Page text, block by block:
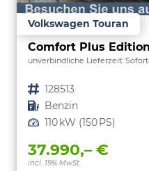
Volkswagen Touran
unverbindliche Lieferzeit: Sofort
Fahrzeugnr. 128513
Kraftstoff Benzin
Leistung 110 kW (150 PS)
37.990,– €
incl. 19% MwSt.